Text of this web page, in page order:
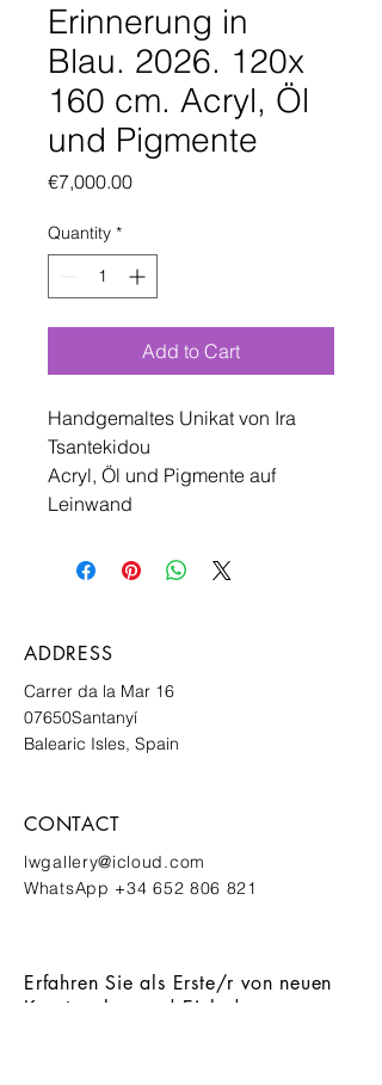
Erinnerung in
Blau. 2026. 120x
160 cm. Acryl, Öl
und Pigmente
€7,000.00Price
Quantity *
Add to Cart
Handgemaltes Unikat von Ira
Tsantekidou
Acryl, Öl und Pigmente auf
Leinwand
ADDRESS
Carrer da la Mar 16
07650Santanyí
Balearic Isles, Spain
CONTACT
lwgallery@icloud.com
WhatsApp +34 652 806 821
Erfahren Sie als Erste/r von neuen
Kunstwerken und Einladungen zu